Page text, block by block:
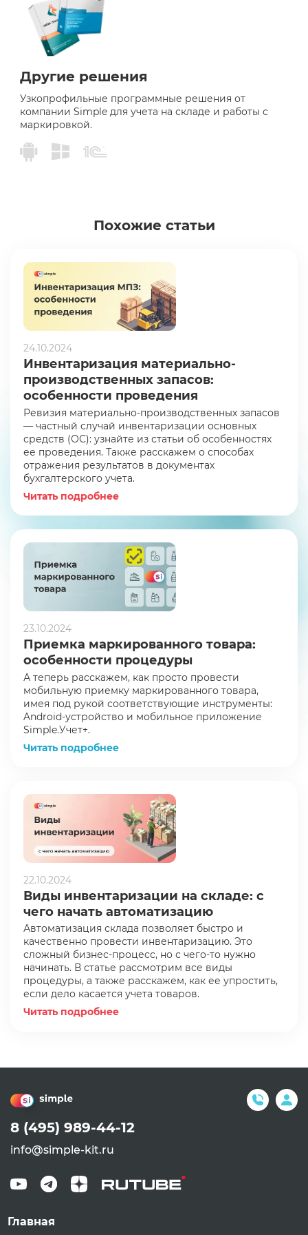
Другие решения
Узкопрофильные программные решения от
компании Simple для учета на складе и работы с
маркировкой.
Похожие статьи
24.10.2024
Инвентаризация материально-
производственных запасов:
особенности проведения
Ревизия материально-производственных запасов
— частный случай инвентаризации основных
средств (ОС): узнайте из статьи об особенностях
ее проведения. Также расскажем о способах
отражения результатов в документах
бухгалтерского учета.
Читать подробнее
23.10.2024
Приемка маркированного товара:
особенности процедуры
А теперь расскажем, как просто провести
мобильную приемку маркированного товара,
имея под рукой соответствующие инструменты:
Android-устройство и мобильное приложение
Simple.Учет+.
Читать подробнее
22.10.2024
Виды инвентаризации на складе: с
чего начать автоматизацию
Автоматизация склада позволяет быстро и
качественно провести инвентаризацию. Это
сложный бизнес-процесс, но с чего-то нужно
начинать. В статье рассмотрим все виды
процедуры, а также расскажем, как ее упростить,
если дело касается учета товаров.
Читать подробнее
8 (495) 989-44-12
info@simple-kit.ru
Главная